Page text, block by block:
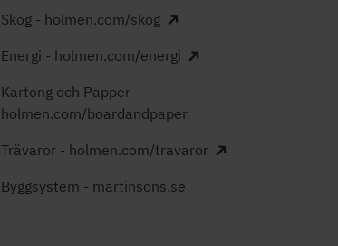
Skog - holmen.com/skog
Energi - holmen.com/energi
Kartong och Papper -
holmen.com/boardandpaper
Trävaror - holmen.com/travaror
Byggsystem - martinsons.se